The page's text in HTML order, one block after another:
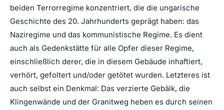
beiden Terrorregime konzentriert, die die ungarische
Geschichte des 20. Jahrhunderts geprägt haben: das
Naziregime und das kommunistische Regime. Es dient
auch als Gedenkstätte für alle Opfer dieser Regime,
einschließlich derer, die in diesem Gebäude inhaftiert,
verhört, gefoltert und/oder getötet wurden. Letzteres ist
auch selbst ein Denkmal: Das verzierte Gebälk, die
Klingenwände und der Granitweg heben es durch seinen